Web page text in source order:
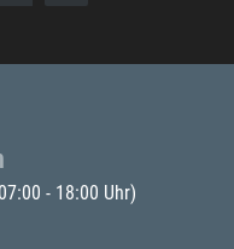
- 18:00 Uhr)